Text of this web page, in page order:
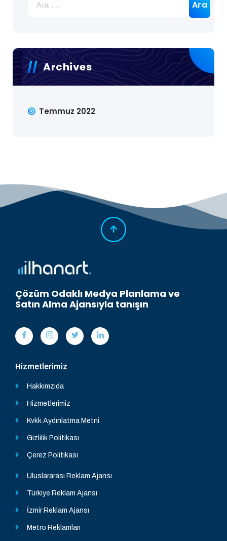
Archives
Temmuz 2022
Çözüm Odaklı Medya Planlama ve
Satın Alma Ajansıyla tanışın
Hizmetlerimiz
Hakkımzıda
Hizmetlerimiz
Kvkk Aydınlatma Metni
Gizlilik Politikası
Çerez Politikası
Uluslararası Reklam Ajansı
Türkiye Reklam Ajansı
İzmir Reklam Ajansı
Metro Reklamları